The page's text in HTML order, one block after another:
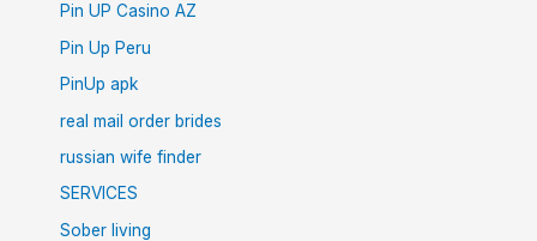
Pin UP Casino AZ
Pin Up Peru
PinUp apk
real mail order brides
russian wife finder
SERVICES
Sober living